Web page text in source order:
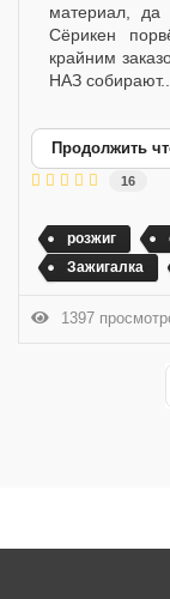
материал, да
Сёрикен
крайним
НАЗ собирают....
Продолжить
16
розжиг
Зажигалка
1397